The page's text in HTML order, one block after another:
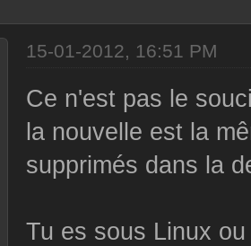
15-01-2012, 16:51 PM
Ce n'est pas le
la nouvelle est la
supprimés dans la
Tu es sous Linux